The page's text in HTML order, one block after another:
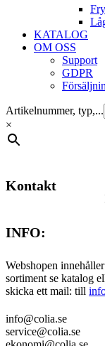
KATALOG
OM OSS
Support
GDPR
Artikelnummer, typ,...
×
INFO:
Webshopen
sortiment se katalog
skicka ett mail: till
Kontakt
info@colia.se
service@colia.se